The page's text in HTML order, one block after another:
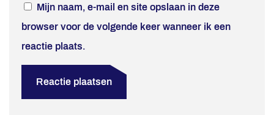
Mijn naam, e-mail en site opslaan in deze
browser voor de volgende keer wanneer ik een
reactie plaats.